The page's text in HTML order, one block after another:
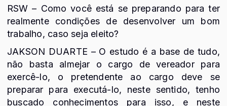
RSW – Como você está se preparando para ter
realmente condições de desenvolver um bom
trabalho, caso seja eleito?
JAKSON DUARTE – O estudo é a base de tudo,
não basta almejar o cargo de vereador para
exercê-lo, o pretendente ao cargo deve se
preparar para executá-lo, neste sentido, tenho
buscado conhecimentos para isso, e neste